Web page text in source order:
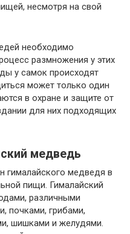
несмотря на свой
необходимо
размножения у этих
у самок происходят
может только один
в охране и защите от
для них подходящих
медведь
гималайского медведя в
пищи. Гималайский
различными
почками, грибами,
шишками и желудями.